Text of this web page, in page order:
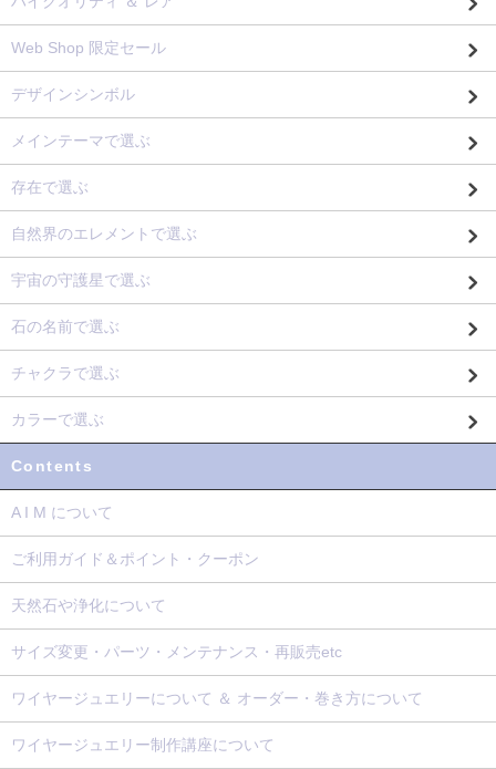
Web Shop 限定セール
デザインシンボル
メインテーマで選ぶ
存在で選ぶ
自然界のエレメントで選ぶ
宇宙の守護星で選ぶ
石の名前で選ぶ
チャクラで選ぶ
カラーで選ぶ
Contents
A I M について
ご利用ガイド＆ポイント・クーポン
天然石や浄化について
サイズ変更・パーツ・メンテナンス・再販売etc
ワイヤージュエリーについて ＆ オーダー・巻き方について
ワイヤージュエリー制作講座について